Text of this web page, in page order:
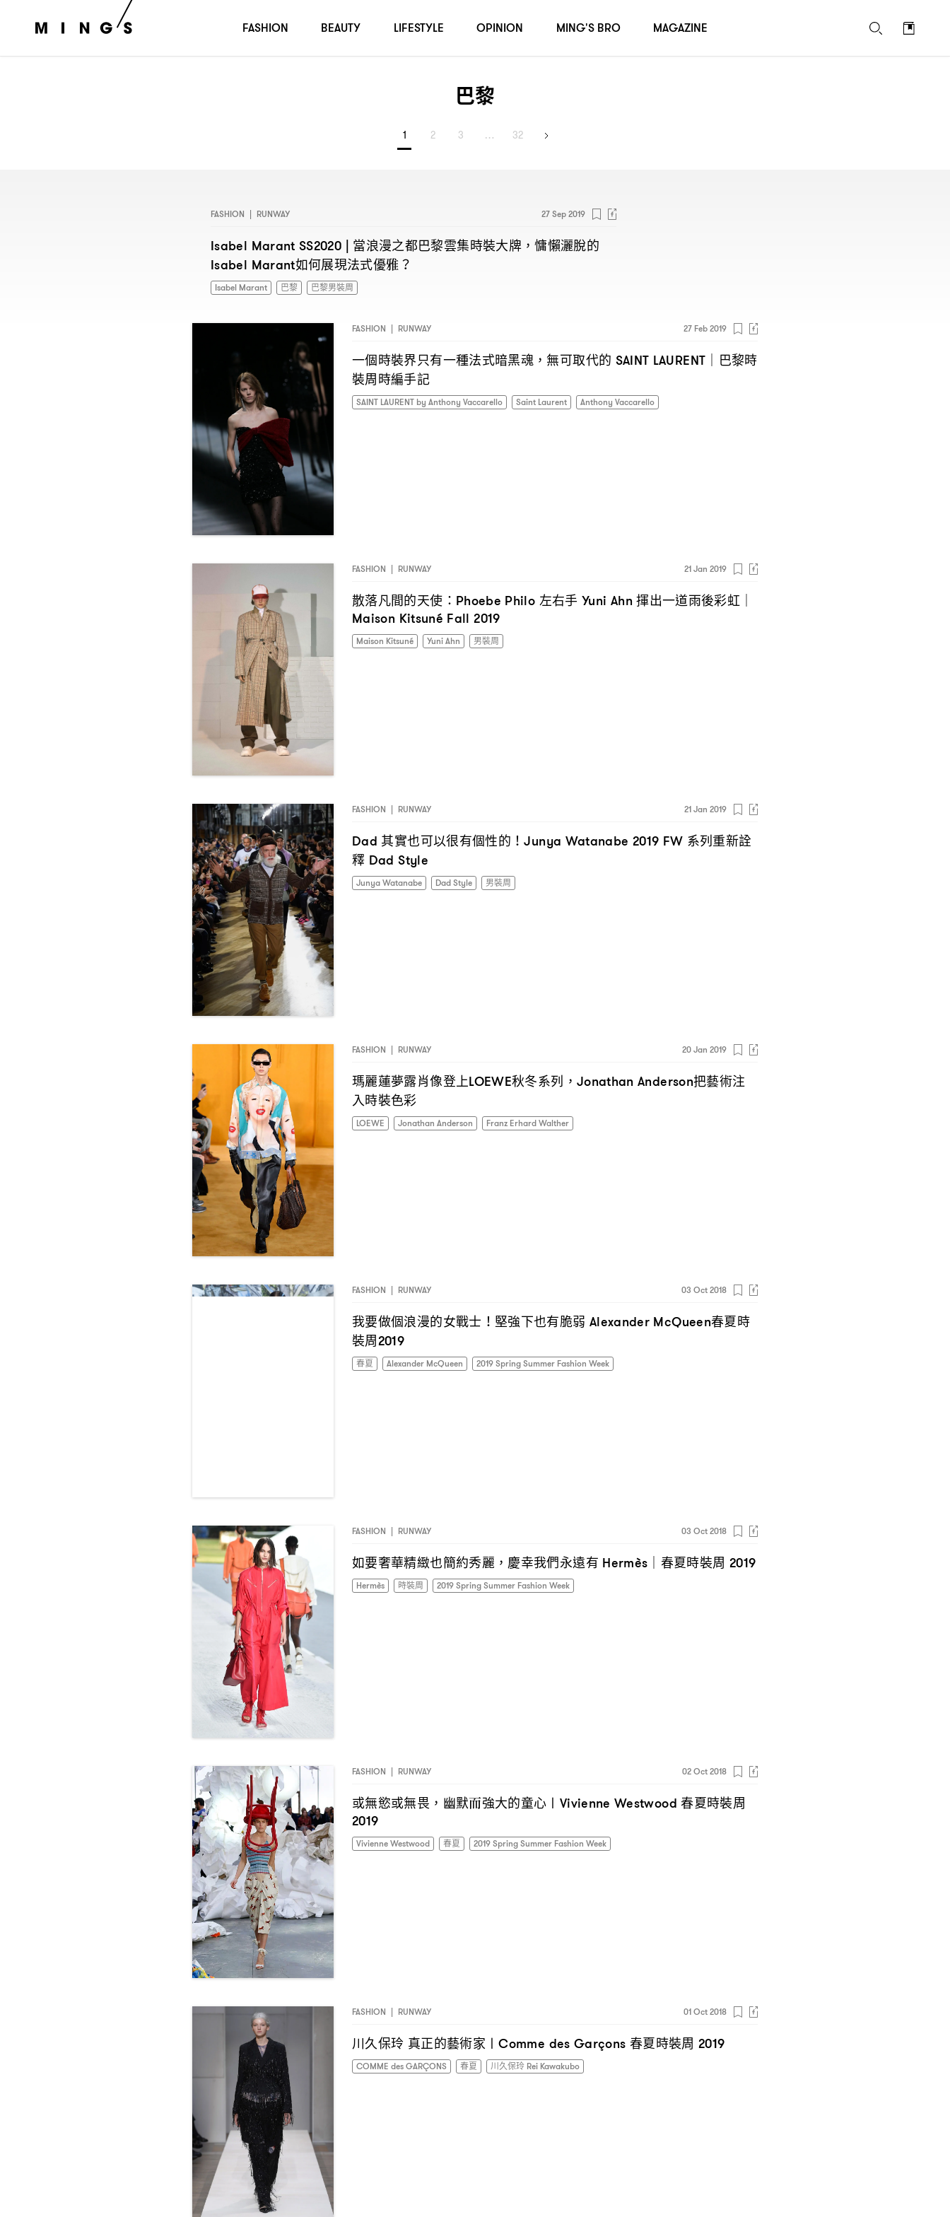
巴黎
1 2 3 … 32
FASHION | RUNWAY 27 Sep 2019
Isabel Marant SS2020 | 當浪漫之都巴黎雲集時裝大牌，慵懶灑脫的
Isabel Marant如何展現法式優雅？
Isabel Marant 巴黎 巴黎男裝周
FASHION | RUNWAY 27 Feb 2019
一個時裝界只有一種法式暗黑魂 ， 無可取代的 SAINT LAURENT｜ 巴黎時
裝周時編手記
SAINT LAURENT by Anthony Vaccarello Saint Laurent Anthony Vaccarello
FASHION | RUNWAY 21 Jan 2019
散落凡間的天使 ：Phoebe Philo 左右手 Yuni Ahn揮出一道雨後彩虹
Maison Kitsuné Fall 2019
Maison Kitsuné Yuni Ahn 男裝周
FASHION | RUNWAY 21 Jan 2019
Dad 其實也可以很有個性的 ！Junya Watanabe 2019 FW 系列重新詮
釋 Dad Style
Junya Watanabe Dad Style 男裝周
FASHION | RUNWAY 20 Jan 2019
瑪麗蓮夢露肖像登上LOEWE秋冬系列 ，Jonathan Anderson把藝術注
入時裝色彩
LOEWE Jonathan Anderson Franz Erhard Walther
FASHION | RUNWAY 03 Oct 2018
我要做個浪漫的女戰士 ！ 堅強下也有脆弱 Alexander McQueen春夏時
裝周2019
春夏 Alexander McQueen 2019 Spring Summer Fashion Week
FASHION | RUNWAY 03 Oct 2018
如要奢華精緻也簡約秀麗 ，慶幸我們永遠有 Hermès｜ 春夏時裝周 2019
Hermès 時裝周 2019 Spring Summer Fashion Week
FASHION | RUNWAY 02 Oct 2018
或無慾或無畏 ， 幽默而強大的童心〡 Vivienne Westwood 春夏時裝周
2019
Vivienne Westwood 春夏 2019 Spring Summer Fashion Week
FASHION | RUNWAY 01 Oct 2018
川久保玲 真正的藝術家〡Comme des Garçons 春夏時裝周 2019
COMME des GARÇONS 春夏 川久保玲 Rei Kawakubo
FASHION BEAUTY LIFESTYLE OPINION MING'S BRO MAGAZINE